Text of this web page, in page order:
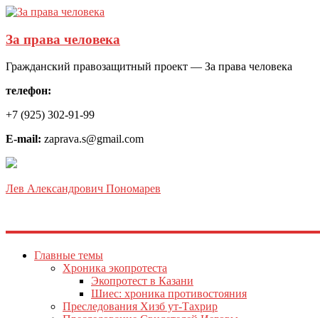
За права человека
Гражданский правозащитный проект — За права человека
телефон:
+7 (925) 302-91-99
E-mail: zaprava.s@gmail.com
Лев Александрович Пономарев
Главные темы
Хроника экопротеста
Экопротест в Казани
Шиес: хроника противостояния
Преследования Хизб ут-Тахрир